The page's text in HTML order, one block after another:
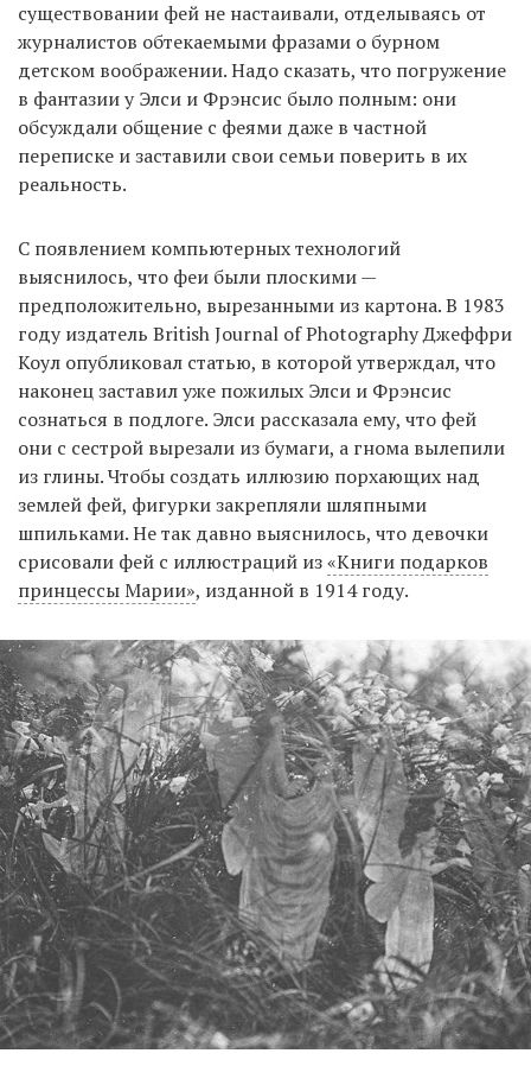
существовании фей не настаивали, отделываясь от
журналистов обтекаемыми фразами о бурном
детском воображении. Надо сказать, что погружение
в фантазии у Элси и Фрэнсис было полным: они
обсуждали общение с феями даже в частной
переписке и заставили свои семьи поверить в их
реальность.
С появлением компьютерных технологий
выяснилось, что феи были плоскими —
предположительно, вырезанными из картона. В 1983
году издатель British Journal of Photography Джеффри
Коул опубликовал статью, в которой утверждал, что
наконец заставил уже пожилых Элси и Фрэнсис
сознаться в подлоге. Элси рассказала ему, что фей
они с сестрой вырезали из бумаги, а гнома вылепили
из глины. Чтобы создать иллюзию порхающих над
землей фей, фигурки закрепляли шляпными
шпильками. Не так давно выяснилось, что девочки
срисовали фей с иллюстраций из«Книги подарков
принцессы Марии», изданной в 1914 году.